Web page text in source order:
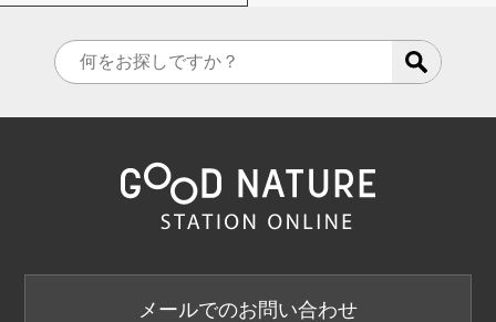
メールでのお問い合わせ